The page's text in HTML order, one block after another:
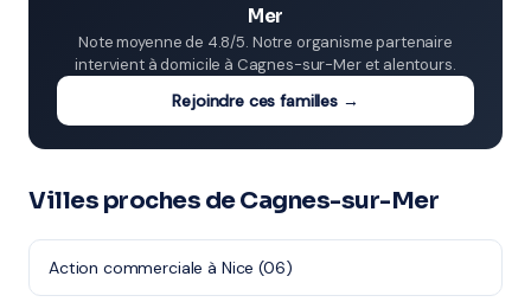
Mer
Note moyenne de 4.8/5. Notre organisme partenaire
intervient à domicile à Cagnes-sur-Mer et alentours.
Rejoindre ces familles →
Villes proches de Cagnes-sur-Mer
Action commerciale à Nice (06)